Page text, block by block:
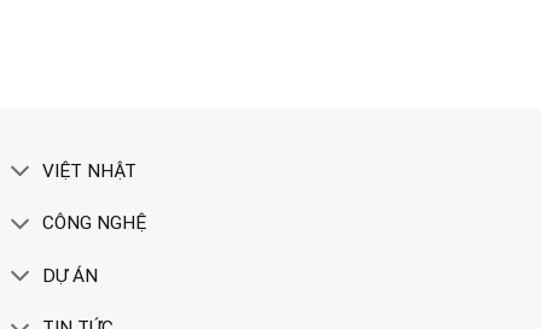
VIỆT NHẬT
CÔNG NGHỆ
DỰ ÁN